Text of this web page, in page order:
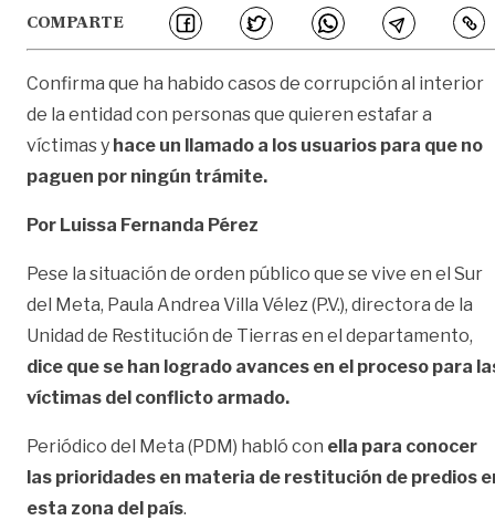
COMPARTE
Confirma que ha habido casos de corrupción al interior
de la entidad con personas que quieren estafar a
víctimas y hace un llamado a los usuarios para que no
paguen por ningún trámite.
Por Luissa Fernanda Pérez
Pese la situación de orden público que se vive en el Sur
del Meta, Paula Andrea Villa Vélez (P.V.), directora de la
Unidad de Restitución de Tierras en el departamento,
dice que se han logrado avances en el proceso para
víctimas del conflicto armado.
Periódico del Meta (PDM) habló con ella para conocer
las prioridades en materia de restitución de predios
esta zona del país.